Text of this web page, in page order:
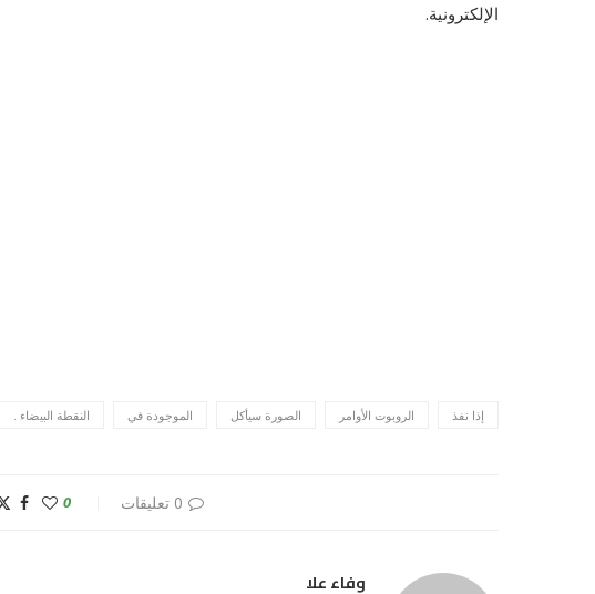
الإلكترونية.
إذا نفذ الروبوت الأوامر الصورة سيأكل الموجودة في النقطة البيضاء .
0 تعليقات 0
وفاء علا